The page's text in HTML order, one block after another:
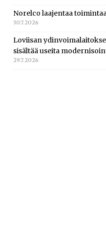
Norelco laajentaa
30.7.2026
Loviisan
sisältää useita
29.7.2026